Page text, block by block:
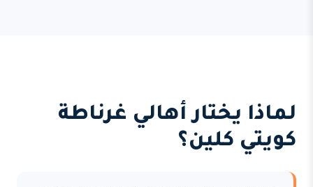
لماذا يختار أهالي غرناطة
كويتي كلين؟